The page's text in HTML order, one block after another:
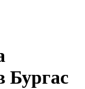
Бургас